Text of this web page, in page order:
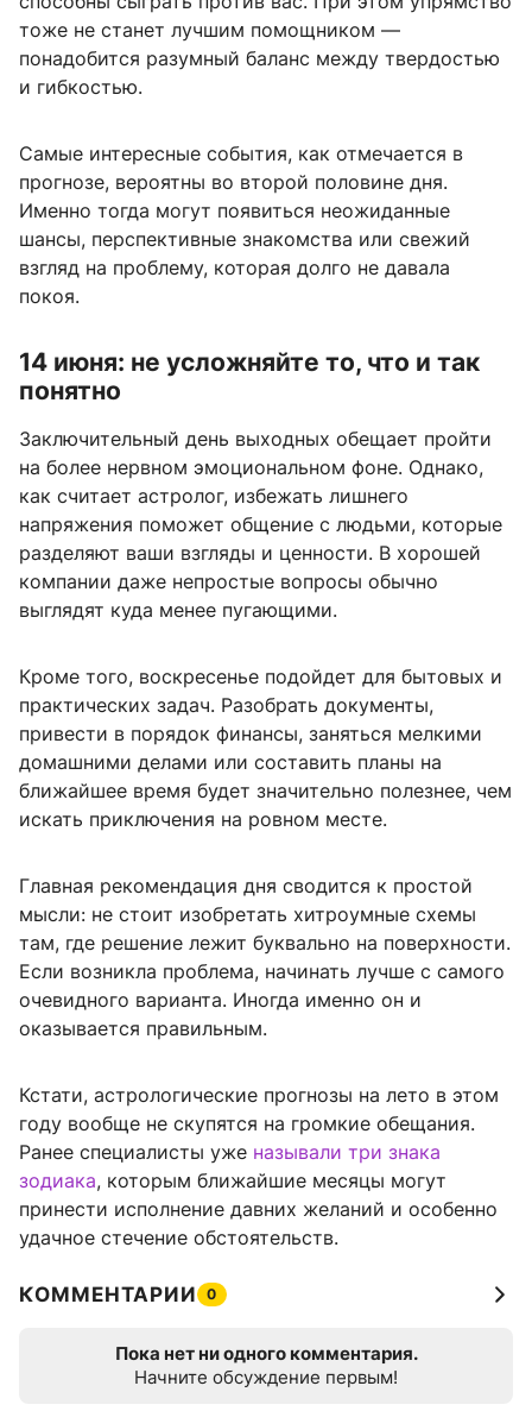
тоже не станет лучшим помощником —
понадобится разумный баланс между твердостью
и гибкостью.
Самые интересные события, как отмечается в
прогнозе, вероятны во второй половине дня.
Именно тогда могут появиться неожиданные
шансы, перспективные знакомства или свежий
взгляд на проблему, которая долго не давала
покоя.
14 июня: не усложняйте то, что и так
понятно
Заключительный день выходных обещает пройти
на более нервном эмоциональном фоне. Однако,
как считает астролог, избежать лишнего
напряжения поможет общение с людьми, которые
разделяют ваши взгляды и ценности. В хорошей
компании даже непростые вопросы обычно
выглядят куда менее пугающими.
Кроме того, воскресенье подойдет для бытовых и
практических задач. Разобрать документы,
привести в порядок финансы, заняться мелкими
домашними делами или составить планы на
ближайшее время будет значительно полезнее, чем
искать приключения на ровном месте.
Главная рекомендация дня сводится к простой
мысли: не стоит изобретать хитроумные схемы
там, где решение лежит буквально на поверхности.
Если возникла проблема, начинать лучше с самого
очевидного варианта. Иногда именно он и
оказывается правильным.
Кстати, астрологические прогнозы на лето в этом
году вообще не скупятся на громкие обещания.
Ранее специалисты уже называли три знака
зодиака, которым ближайшие месяцы могут
принести исполнение давних желаний и особенно
удачное стечение обстоятельств.
КОММЕНТАРИИ 0
Пока нет ни одного комментария.
Начните обсуждение первым!